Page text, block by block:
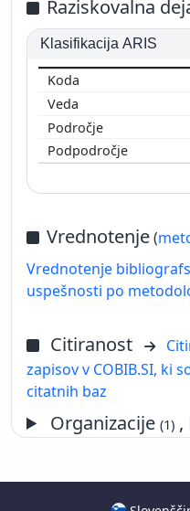
Raziskovalna
Klasifikacija ARIS
Vrednotenje(
Vrednotenje
uspešnosti po
Citiranost
zapisov v COBIB.SI, ki
citatnih baz
Organizacije(1) ,